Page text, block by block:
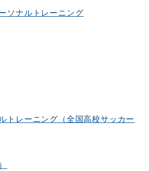
ソナルトレーニング
トレーニング（全国高校サッカー